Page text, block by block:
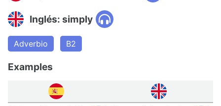
Inglés: simply
Adverbio B2
Examples